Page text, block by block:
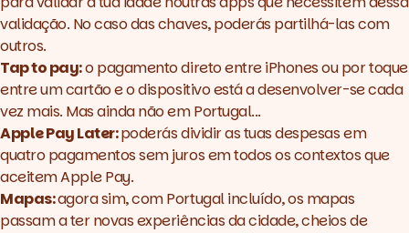
validação. No caso das chaves, poderás partilhá-las com
outros.
Tap to pay:o pagamento direto entre iPhones ou por toque
entre um cartão e o dispositivo está a desenvolver-se cada
vez mais. Mas ainda não em Portugal...
Apple Pay Later:poderás dividir as tuas despesas em
quatro pagamentos sem juros em todos os contextos que
aceitem Apple Pay.
Mapas:agora sim, com Portugal incluído, os mapas
passam a ter novas experiências da cidade, cheios de